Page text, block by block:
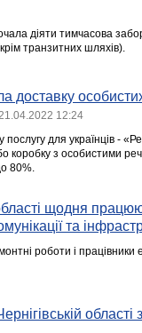
діяти тимчасова
транзитних шляхів).
доставку
21.04.2022 12:24
для українців -
коробку з особистими
80%.
щодня
та
роботи і